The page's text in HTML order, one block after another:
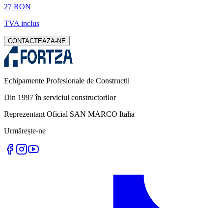
27 RON
TVA inclus
CONTACTEAZA-NE
Echipamente Profesionale de Construcții
Din 1997 în serviciul constructorilor
Reprezentant Oficial SAN MARCO Italia
Urmărește-ne